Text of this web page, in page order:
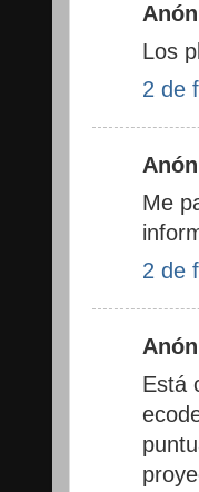
Los
2 de
Me
2 de
Está